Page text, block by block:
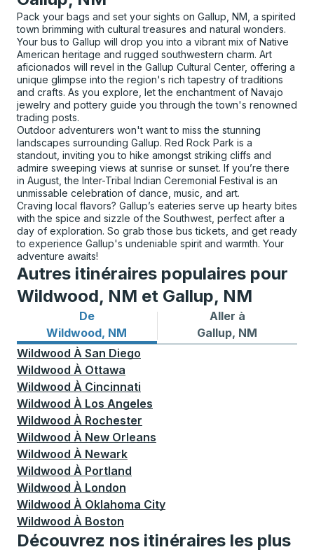
Pack your bags and set your sights on Gallup, NM, a spirited
town brimming with cultural treasures and natural wonders.
Your bus to Gallup will drop you into a vibrant mix of Native
American heritage and rugged southwestern charm. Art
aficionados will revel in the Gallup Cultural Center, offering a
unique glimpse into the region's rich tapestry of traditions
and crafts. As you explore, let the enchantment of Navajo
jewelry and pottery guide you through the town's renowned
trading posts.
Outdoor adventurers won't want to miss the stunning
landscapes surrounding Gallup. Red Rock Park is a
standout, inviting you to hike amongst striking cliffs and
admire sweeping views at sunrise or sunset. If you’re there
in August, the Inter-Tribal Indian Ceremonial Festival is an
unmissable celebration of dance, music, and art.
Craving local flavors? Gallup’s eateries serve up hearty bites
with the spice and sizzle of the Southwest, perfect after a
day of exploration. So grab those bus tickets, and get ready
to experience Gallup's undeniable spirit and warmth. Your
adventure awaits!
Autres itinéraires populaires pour
Wildwood, NM et Gallup, NM
De
Wildwood, NM
Itinéraires de bus depuis Wildwood, NM
Aller à
Gallup, NM
Itinéraires de bus vers
Wildwood À San Diego
Wildwood À Ottawa
Wildwood À Cincinnati
Wildwood À Los Angeles
Wildwood À Rochester
Wildwood À New Orleans
Wildwood À Newark
Wildwood À Portland
Wildwood À London
Wildwood À Oklahoma City
Wildwood À Boston
Découvrez nos itinéraires les plus